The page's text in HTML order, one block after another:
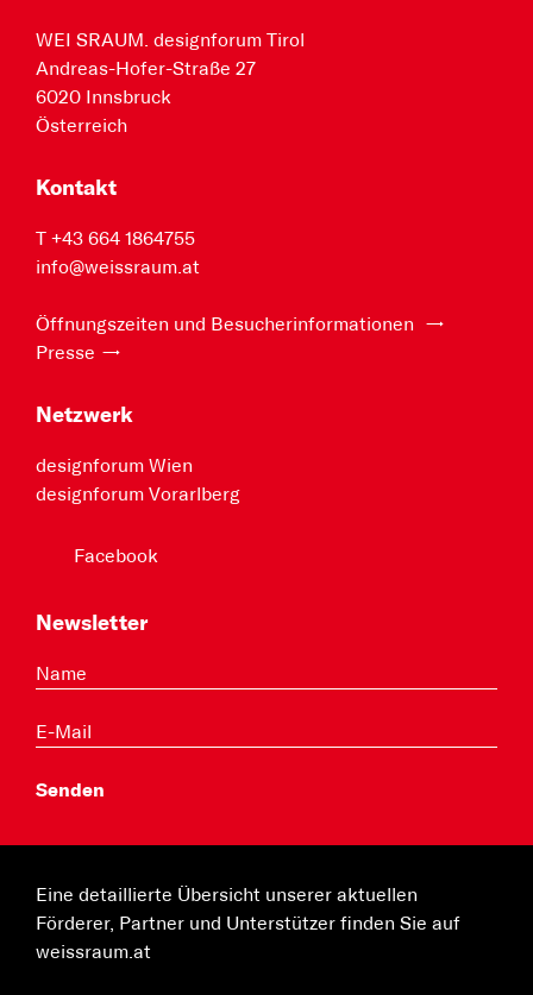
WEI SRAUM. designforum Tirol
Andreas-Hofer-Straße 27
6020 Innsbruck
Österreich
Kontakt
T +43 664 1864755
info@weissraum.at
Öffnungszeiten und Besucherinformationen
Presse
Netzwerk
designforum Wien
designforum Vorarlberg
Facebook
Newsletter
Eine detaillierte Übersicht unserer aktuellen
Förderer, Partner und Unterstützer finden Sie auf
weissraum.at